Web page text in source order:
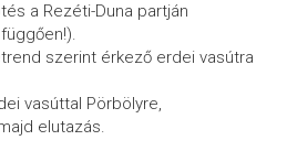
a Rezéti-Duna partján
szerint érkező erdei vasútra
vasúttal Pörbölyre,
elutazás.